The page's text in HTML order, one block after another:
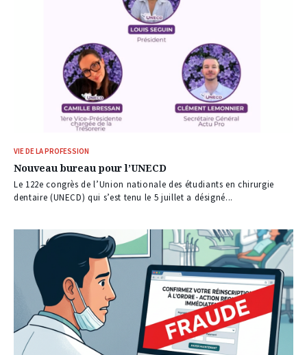
VIE DE LA PROFESSION
Nouveau bureau pour l’UNECD
Le 122e congrès de l’Union nationale des étudiants en chirurgie
dentaire (UNECD) qui s’est tenu le 5 juillet a désigné...